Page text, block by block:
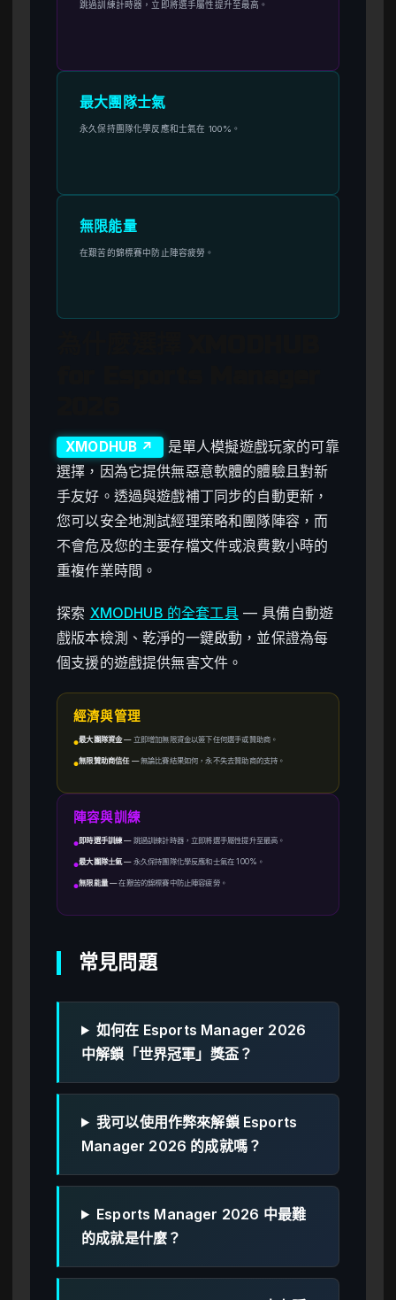
跳過訓練計時器，立即將選手屬性提升至最高。
最大團隊士氣
永久保持團隊化學反應和士氣在 100%。
無限能量
在艱苦的錦標賽中防止陣容疲勞。
XMODHUB ↗
是單人模擬遊戲玩家的可靠
選擇，因為它提供無惡意軟體的體驗且對新
手友好。透過與遊戲補丁同步的自動更新，
您可以安全地測試經理策略和團隊陣容，而
不會危及您的主要存檔文件或浪費數小時的
重複作業時間。
探索 XMODHUB 的全套工具— 具備自動遊
戲版本檢測、乾淨的一鍵啟動，並保證為每
個支援的遊戲提供無害文件。
經濟與管理
●最大團隊資金— 立即增加無限資金以簽下任何選手或贊助商。
●無限贊助商信任—無論比賽結果如何，永不失去贊助商的支持。
陣容與訓練
● 即時選手訓練— 跳過訓練計時器，立即將選手屬性提升至最高。
●最大團隊士氣 — 永久保持團隊化學反應和士氣在 100%。
●無限能量—在艱苦的錦標賽中防止陣容疲勞。
常見問題
如何在 Esports Manager 2026
中解鎖「世界冠軍」獎盃？
我可以使用作弊來解鎖 Esports
Manager 2026 的成就嗎？
Esports Manager 2026 中最難
的成就是什麼？